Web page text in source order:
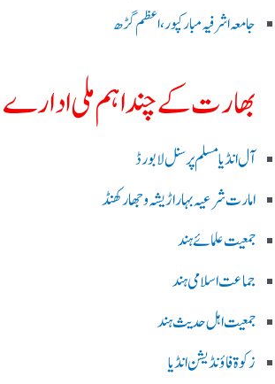
جامعہ اشرفیہ مبارکپور،اعظم گڑھ
بھارت کے چند اہم ملی ادارے
آل انڈیا مسلم پرسنل لا بورڈ
امارت شرعیہ بہار اڑیشہ و جھارکھنڈ
جمعیت علمائے ہند
جماعت اسلامی ہند
جمعیت اہل حدیث ہند
زکوۃ فاؤنڈیشن انڈیا